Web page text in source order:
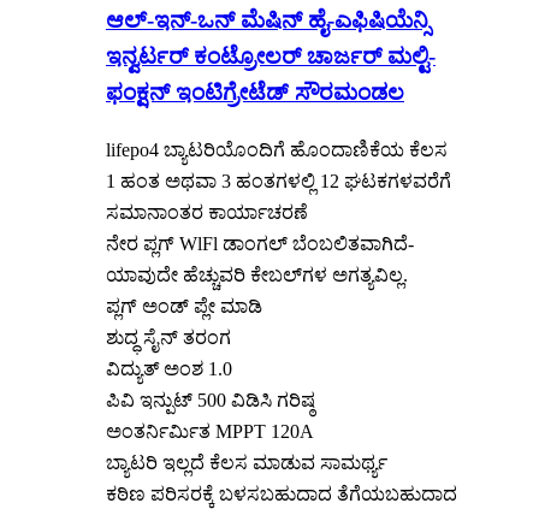
ಆಲ್-ಇನ್-ಒನ್ ಮೆಷಿನ್ ಹೈ-ಎಫಿಷಿಯೆನ್ಸಿ
ಇನ್ವರ್ಟರ್ ಕಂಟ್ರೋಲರ್ ಚಾರ್ಜರ್ ಮಲ್ಟಿ-
ಫಂಕ್ಷನ್ ಇಂಟಿಗ್ರೇಟೆಡ್ ಸೌರಮಂಡಲ
lifepo4 ಬ್ಯಾಟರಿಯೊಂದಿಗೆ ಹೊಂದಾಣಿಕೆಯ ಕೆಲಸ
1 ಹಂತ ಅಥವಾ 3 ಹಂತಗಳಲ್ಲಿ 12 ಘಟಕಗಳವರೆಗೆ
ಸಮಾನಾಂತರ ಕಾರ್ಯಾಚರಣೆ
ನೇರ ಪ್ಲಗ್ WlFl ಡಾಂಗಲ್ ಬೆಂಬಲಿತವಾಗಿದೆ-
ಯಾವುದೇ ಹೆಚ್ಚುವರಿ ಕೇಬಲ್‌ಗಳ ಅಗತ್ಯವಿಲ್ಲ.
ಪ್ಲಗ್ ಅಂಡ್ ಪ್ಲೇ ಮಾಡಿ
ಶುದ್ಧ ಸೈನ್ ತರಂಗ
ವಿದ್ಯುತ್ ಅಂಶ 1.0
ಪಿವಿ ಇನ್ಪುಟ್ 500 ವಿಡಿಸಿ ಗರಿಷ್ಠ
ಅಂತರ್ನಿರ್ಮಿತ MPPT 120A
ಬ್ಯಾಟರಿ ಇಲ್ಲದೆ ಕೆಲಸ ಮಾಡುವ ಸಾಮರ್ಥ್ಯ
ಕಠಿಣ ಪರಿಸರಕ್ಕೆ ಬಳಸಬಹುದಾದ ತೆಗೆಯಬಹುದಾದ